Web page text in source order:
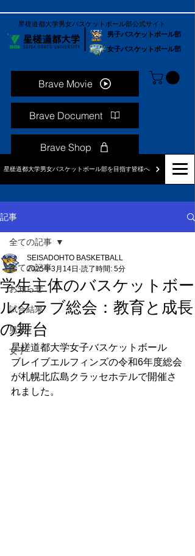
男子バスケットボール部
女子バスケットボール部
星槎道都大学男女バスケットボール部を目指す皆様へ
星槎道都大学男女バスケットボール部公式サイト
Brave Movie
Brave Document
Brave Shop
記事
全ての記事
お知らせ
試合結果
男子
女子
全ての記事
学生主体のバスケットボー
ルクラブ総会：教育と成長
の舞台
SEISADOHTO BASKETBALL
2025年3月14日 読了時間: 5分
星槎道都大学女子バスケットボール
ブレイブエルフィンズの令和6年度総会
が札幌北広島クラッセホテルで開催さ
れました。